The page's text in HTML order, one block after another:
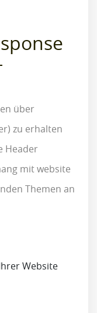
über
zu erhalten
Header
mit website
Themen an
Website